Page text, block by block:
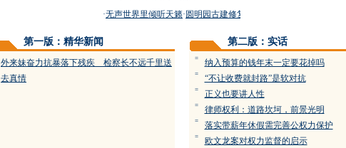
无声世界里倾听天籁·圆明园古建修复在争议中重启
第一版：精华新闻
外来妹奋力抗暴落下残疾 检察长不远千里送
去真情
第二版：实话
= 纳入预算的钱年末一定要花掉吗
= “不让收费就封路”是软对抗
= 正义也要讲人性
= 律师权利：道路坎坷，前景光明
= 落实带薪年休假需完善公权力保护
= 欧文龙案对权力监督的启示